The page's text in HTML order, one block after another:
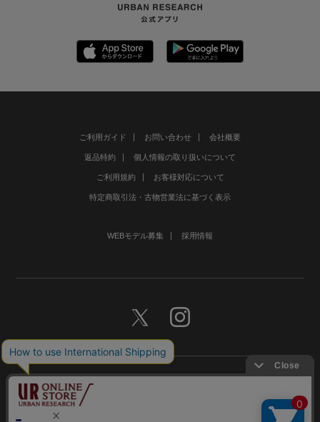
ご利用ガイド お問い合わせ 会社概要
返品特約 個人情報の取り扱いについて
ご利用規約 お客様対応について
特定商取引法・古物営業法に基づく表示
WEBモデル募集 採用情報